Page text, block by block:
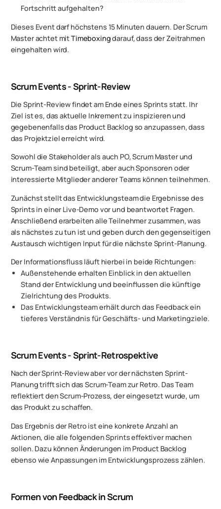
Fortschritt aufgehalten?
Dieses Event darf höchstens 15 Minuten dauern. Der Scrum
Master achtet mitTimeboxingdarauf, dass der Zeitrahmen
eingehalten wird.
Scrum Events - Sprint-Review
Die Sprint-Review findet am Ende eines Sprints statt. Ihr
Ziel ist es, das aktuelle Inkrement zu inspizieren und
gegebenenfalls das Product Backlog so anzupassen, dass
das Projektziel erreicht wird.
Sowohl die Stakeholder als auch PO, Scrum Master und
Scrum-Team sind beteiligt, aber auch Sponsoren oder
interessierte Mitglieder anderer Teams können teilnehmen.
Zunächst stellt das Entwicklungsteam die Ergebnisse des
Sprints in einer Live-Demo vor und beantwortet Fragen.
Anschließend erarbeiten alle Teilnehmer zusammen, was
als nächstes zu tun ist und geben durch den gegenseitigen
Austausch wichtigen Input für die nächste Sprint-Planung.
Der Informationsfluss läuft hierbei in beide Richtungen:
Außenstehende erhalten Einblick in den aktuellen
Stand der Entwicklung und beeinflussen die künftige
Zielrichtung des Produkts.
Das Entwicklungsteam erhält durch das Feedback ein
tieferes Verständnis für Geschäfts- und Marketingziele.
Scrum Events - Sprint-Retrospektive
Nach der Sprint-Review aber vor der nächsten Sprint-
Planung trifft sich das Scrum-Team zur Retro. Das Team
reflektiert den Scrum-Prozess, der eingesetzt wurde, um
das Produkt zu schaffen.
Das Ergebnis der Retro ist eine konkrete Anzahl an
Aktionen, die alle folgenden Sprints effektiver machen
sollen. Dazu können Änderungen im Product Backlog
ebenso wie Anpassungen im Entwicklungsprozess zählen.
Formen von Feedback in Scrum